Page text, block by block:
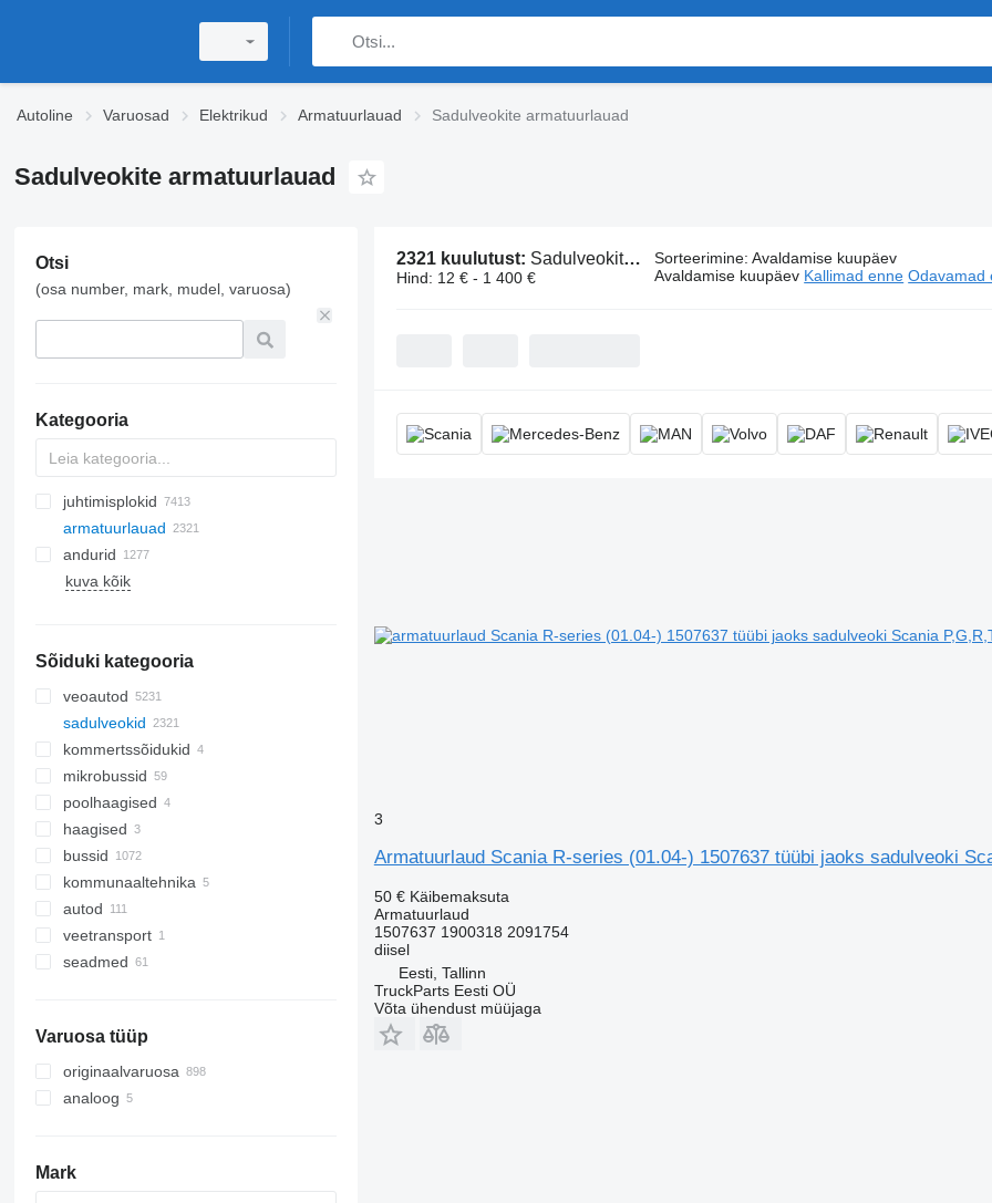
Autoline Varuosad Elektrikud Armatuurlauad Sadulveokite armatuurlauad
Sadulveokite armatuurlauad
Otsi
(osa number, mark, mudel, varuosa)
Kategooria
juhtimisplokid
armatuurlauad
andurid
kuva kõik
Sõiduki kategooria
veoautod
sadulveokid
kommertssõidukid
mikrobussid
poolhaagised
haagised
bussid
kommunaaltehnika
tee-puhastustehnika
liivapuisturid
kommunaalmasinad
prügiautod
autod
veetransport
seadmed
kraanad-manipulaatorid
külmutusseadmed
Varuosa tüüp
originaalvaruosa
analoog
Mark
2321 kuulutust: Sadulveokite armatuurlauad
Hind: 12 € - 1 400 €
Sorteerimine: Avaldamise kuupäev
Avaldamise kuupäev Kallimad enne Odavamad
3
Armatuurlaud Scania R-series (01.04-) 1507637 tüübi jaoks sadulveoki
50 € Käibemaksuta
Armatuurlaud
1507637 1900318 2091754
diisel
Eesti, Tallinn
TruckParts Eesti OÜ
Võta ühendust müüjaga